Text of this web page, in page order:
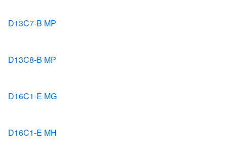
D13C7-B MP
D13C8-B MP
D16C1-E MG
D16C1-E MH